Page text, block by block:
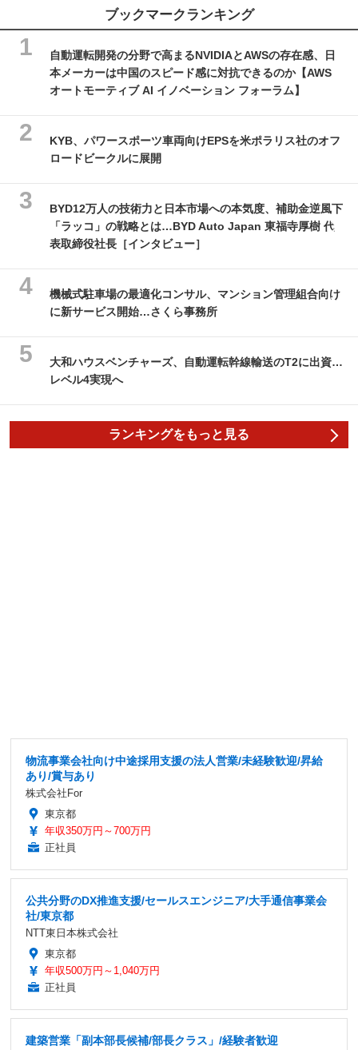
ブックマークランキング
自動運転開発の分野で高まるNVIDIAとAWSの存在感、日
本メーカーは中国のスピード感に対抗できるのか【AWS
オートモーティブ AI イノベーション フォーラム】
KYB、パワースポーツ車両向けEPSを米ポラリス社のオフ
ロードビークルに展開
BYD12万人の技術力と日本市場への本気度、補助金逆風下
「ラッコ」の戦略とは…BYD Auto Japan 東福寺厚樹 代
表取締役社長［インタビュー］
機械式駐車場の最適化コンサル、マンション管理組合向け
に新サービス開始…さくら事務所
大和ハウスベンチャーズ、自動運転幹線輸送のT2に出資…
レベル4実現へ
ランキングをもっと見る
物流事業会社向け中途採用支援の法人営業/未経験歓迎/昇給
あり/賞与あり
株式会社For
東京都
年収350万円～700万円
正社員
公共分野のDX推進支援/セールスエンジニア/大手通信事業会
社/東京都
NTT東日本株式会社
東京都
年収500万円～1,040万円
正社員
建築営業「副本部長候補/部長クラス」/経験者歓迎